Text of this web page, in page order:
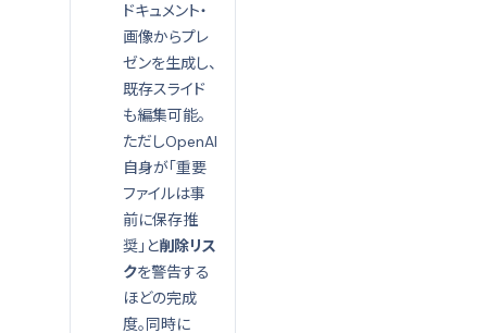
ドキュメント・
画像からプレ
ゼンを生成し、
既存スライド
も編集可能。
ただしOpenAI
自身が「重要
ファイルは事
前に保存推
奨」と削除リス
クを警告する
ほどの完成
度。同時に